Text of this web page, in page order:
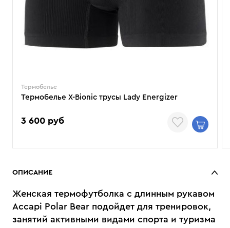
Термобелье
Термобелье X-Bionic трусы Lady Energizer
3 600 руб
ОПИСАНИЕ
Женская термофутболка с длинным рукавом
Accapi Polar Bear подойдет для тренировок,
занятий активными видами спорта и туризма